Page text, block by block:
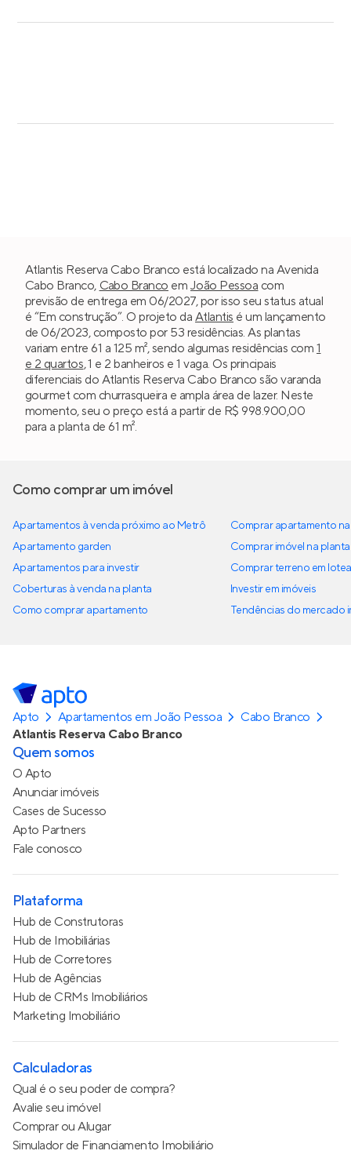
Atlantis Reserva Cabo Branco está localizado na Avenida
Cabo Branco, Cabo Branco em João Pessoa com
previsão de entrega em 06/2027, por isso seu status atual
é “Em construção”. O projeto da Atlantis é um lançamento
de 06/2023, composto por 53 residências. As plantas
variam entre 61 a 125 m², sendo algumas residências com 1
e 2 quartos, 1 e 2 banheiros e 1 vaga. Os principais
diferenciais do Atlantis Reserva Cabo Branco são varanda
gourmet com churrasqueira e ampla área de lazer. Neste
momento, seu o preço está a partir de R$ 998.900,00
para a planta de 61 m².
Como comprar um imóvel
Apartamentos à venda próximo ao Metrô
Apartamento garden
Apartamentos para investir
Coberturas à venda na planta
Como comprar apartamento
Comprar apartamento
Comprar imóvel na planta
Comprar terreno em
Investir em imóveis
Tendências do mercado
Apto Apartamentos em João Pessoa
Cabo Branco
Atlantis Reserva Cabo Branco
Quem somos
O Apto
Anunciar imóveis
Cases de Sucesso
Apto Partners
Fale conosco
Plataforma
Hub de Construtoras
Hub de Imobiliárias
Hub de Corretores
Hub de Agências
Hub de CRMs Imobiliários
Marketing Imobiliário
Calculadoras
Qual é o seu poder de compra?
Avalie seu imóvel
Comprar ou Alugar
Simulador de Financiamento Imobiliário